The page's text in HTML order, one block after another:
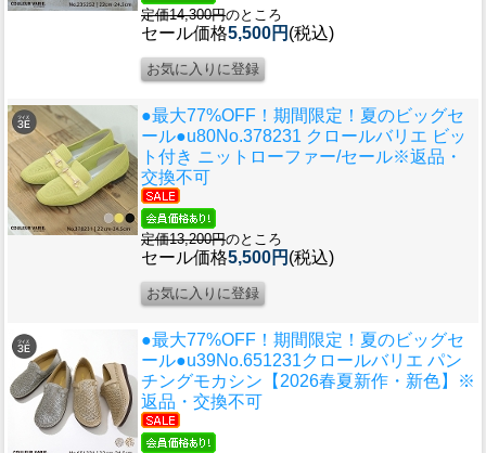
定価14,300円のところ
セール価格5,500円 (税込)
●最大77%OFF！期間限定！夏のビッグセ
ール●u80No.378231 クロールバリエ ビッ
ト付き ニットローファー/セール※返品・
交換不可
定価13,200円のところ
セール価格5,500円 (税込)
●最大77%OFF！期間限定！夏のビッグセ
ール●u39No.651231クロールバリエ パン
チングモカシン【2026春夏新作・新色】※
返品・交換不可